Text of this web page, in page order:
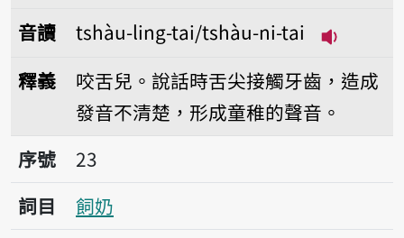
音讀
tshàu-ling-tai/tshàu-ni-tai
釋義
咬舌兒。說話時舌尖接觸牙齒，造成
發音不清楚，形成童稚的聲音。
序號23飼奶
序號
23
詞目
飼奶